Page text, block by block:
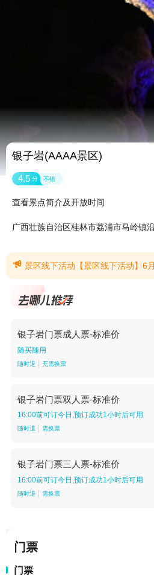
银子岩(AAAA景区)
4.5 分 不错
查看景点简介及开放时间
广西壮族自治区桂林市荔浦市马岭镇
 景区线下活动【景区线下活动】6月19日
银子岩门票成人票-标准价
随买随用
随时退 无需换票
银子岩门票双人票-标准价
16:00前可订今日,预订成功1小时后可用
随时退 需换票
银子岩门票三人票-标准价
16:00前可订今日,预订成功1小时后可用
随时退 需换票
门票
门票